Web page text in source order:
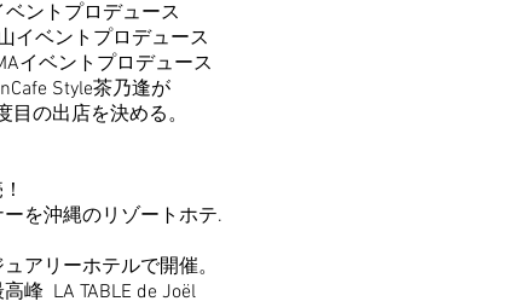
ントプロデュース
イベントプロデュース
イベントプロデュース
Style茶乃逢が
出店を決める。
沖縄のリゾートホテ.
アリーホテルで開催。
峰 LA TABLE de Joël